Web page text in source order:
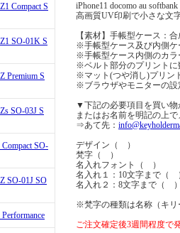
Compact S
SO-01K S
Premium S
SO-03J S
SO-
SO-01J SO
iPhone11 docomo au
高画質UV印刷で小さな文
【素材】手帳型ケース：
※手帳型ケース及び内側ケ
※手帳型ケース内側のカラ
※ベルト部分のプリントに
※マット(つや消し)プリン
※ブラウザやモニターの設
▼下記の必要項目を買い物
またはお名前を明記の上で
⇒あて先：
デザイン（ ）
梵字（ ）
名入れフォント（ ）
名入れ１：10文字まで（
名入れ２：8文字まで（ ）
※梵字の種類は名称（キリ
ご注文確定後3週間程度で